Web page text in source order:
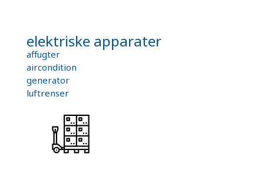
elektriske apparater
affugter
aircondition
generator
luftrenser